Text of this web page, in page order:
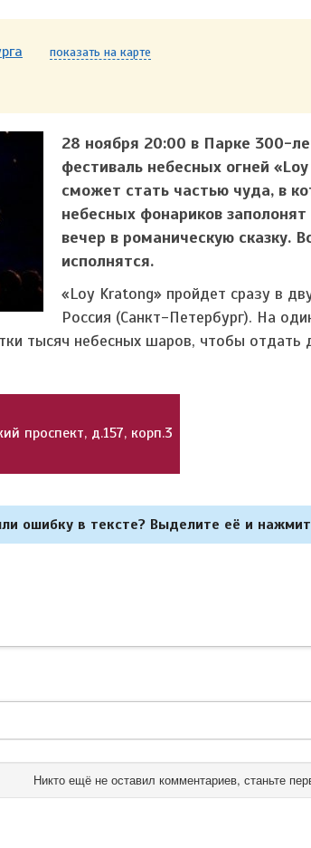
показать на карте
28 ноября 20:00 в Парке 300-
фестиваль небесных огней
сможет стать частью чуда, в
небесных фонариков
вечер в романическую сказку.
исполнятся.
«Loy Kratong» пройдет сразу в
Россия (Санкт-Петербург). На
тысяч небесных шаров, чтобы отдать
проспект, д.157, корп.3
ошибку в тексте? Выделите её и
Никто ещё не оставил комментариев, станьте